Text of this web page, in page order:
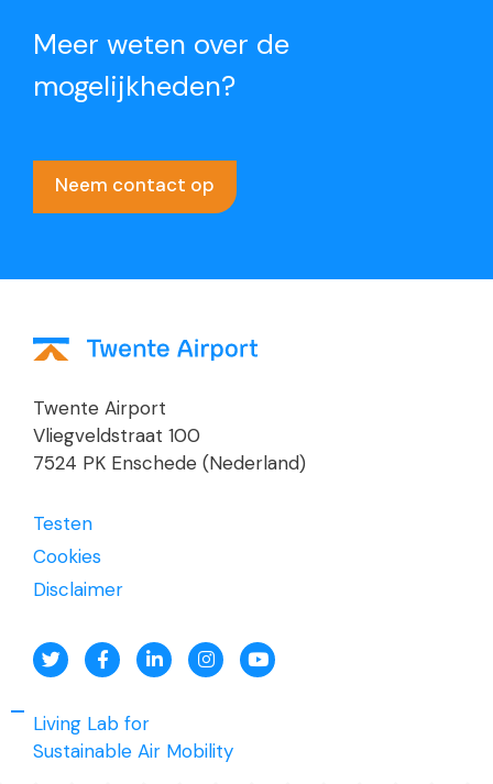
Meer weten over de
mogelijkheden?
Neem contact op
Twente Airport
Vliegveldstraat 100
7524 PK Enschede (Nederland)
Testen
Cookies
Disclaimer
Living Lab for
Sustainable Air Mobility